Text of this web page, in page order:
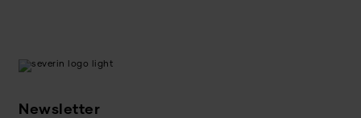
Newsletter